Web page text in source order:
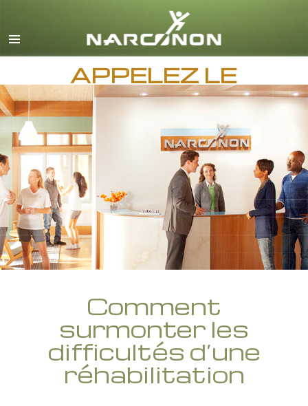
Anglais
Français
Toutes régions/langues
APPELEZ LE
Comment
surmonter les
difficultés d’une
réhabilitation